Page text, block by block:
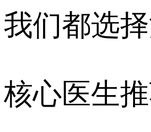
我们都选
核心医生